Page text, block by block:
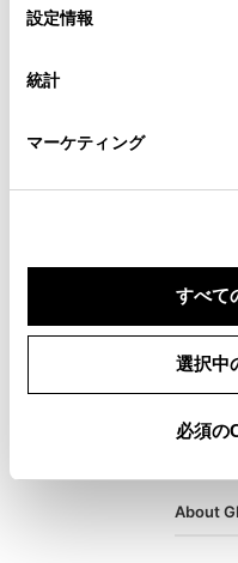
デバイスにすべての
意したことになります。
設定の変更、同意を撤回
「Cookie（クッキー）情
設定情報
統計
マーケティング
すべて
選択中
必須の
About